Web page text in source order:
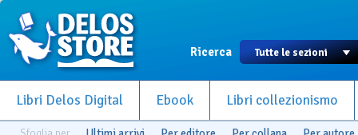
Ricerca
Libri Delos Digital Ebook Libri collezionismo